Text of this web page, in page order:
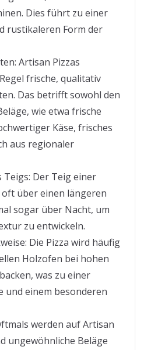
Dies führt zu einer
rustikaleren Form der
Artisan Pizzas
frische, qualitativ
Das betrifft sowohl den
wie etwa frische
Käse, frisches
aus regionaler
Teigs: Der Teig einer
über einen längeren
sogar über Nacht, um
zu entwickeln.
Die Pizza wird häufig
Holzofen bei hohen
was zu einer
und einem besonderen
werden auf Artisan
ungewöhnliche Beläge